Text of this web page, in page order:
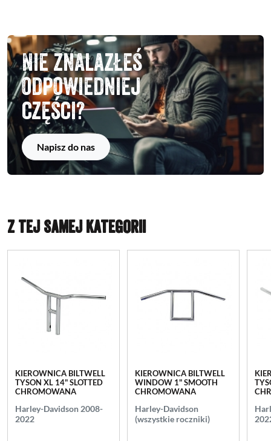
Nie znalazłeś
odpowiedniej
części?
Napisz do nas
Z TEJ SAMEJ KATEGORII
KIEROWNICA BILTWELL
TYSON XL 14" SLOTTED
CHROMOWANA
Harley-Davidson 2008-
2022
KIEROWNICA BILTWELL
WINDOW 1" SMOOTH
CHROMOWANA
Harley-Davidson
(wszystkie roczniki)